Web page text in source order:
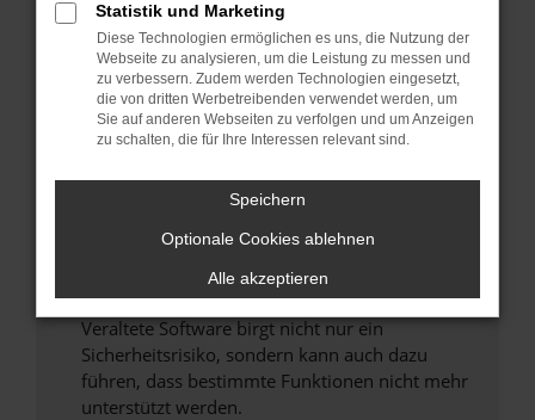
Manche Erweiterungen, wie Werbeblocker,
können das Laden bestimmter Seiten
verhindern. Funktioniert die Seite in einem
anderen Browser oder in einem privaten
Fenster?
Das kann manchmal helfen, vorübergehende
Probleme zu beheben.
Stelle sicher, dass dein Browser und dein
Betriebssystem auf dem neuesten Stand
sind.
Veraltete Software birgt nicht nur ein
Sicherheitsrisiko, sondern kann auch dazu
führen, dass bestimmte Funktionen nicht mehr
unterstützt werden.
Statistik und Marketing
Diese Technologien ermöglichen es uns, die Nutzung der
Webseite zu analysieren, um die Leistung zu messen und
zu verbessern. Zudem werden Technologien eingesetzt,
die von dritten Werbetreibenden verwendet werden, um
Sie auf anderen Webseiten zu verfolgen und um Anzeigen
zu schalten, die für Ihre Interessen relevant sind.
Speichern
Optionale Cookies ablehnen
Alle akzeptieren